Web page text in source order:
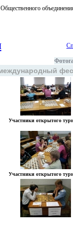
Общественного
Участники открытого
Участники открытого